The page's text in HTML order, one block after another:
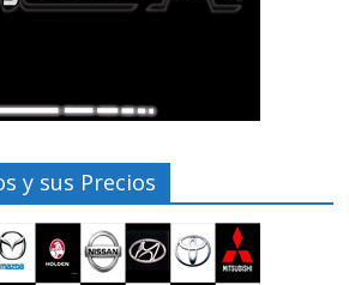
y sus Precios